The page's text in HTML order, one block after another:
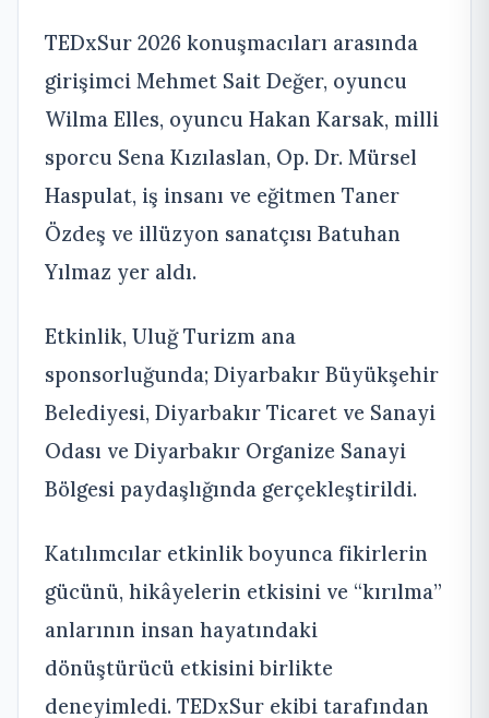
TEDxSur 2026 konuşmacıları arasında
girişimci Mehmet Sait Değer, oyuncu
Wilma Elles, oyuncu Hakan Karsak, milli
sporcu Sena Kızılaslan, Op. Dr. Mürsel
Haspulat, iş insanı ve eğitmen Taner
Özdeş ve illüzyon sanatçısı Batuhan
Yılmaz yer aldı.
Etkinlik, Uluğ Turizm ana
sponsorluğunda; Diyarbakır Büyükşehir
Belediyesi, Diyarbakır Ticaret ve Sanayi
Odası ve Diyarbakır Organize Sanayi
Bölgesi paydaşlığında gerçekleştirildi.
Katılımcılar etkinlik boyunca fikirlerin
gücünü, hikâyelerin etkisini ve “kırılma”
anlarının insan hayatındaki
dönüştürücü etkisini birlikte
deneyimledi. TEDxSur ekibi tarafından